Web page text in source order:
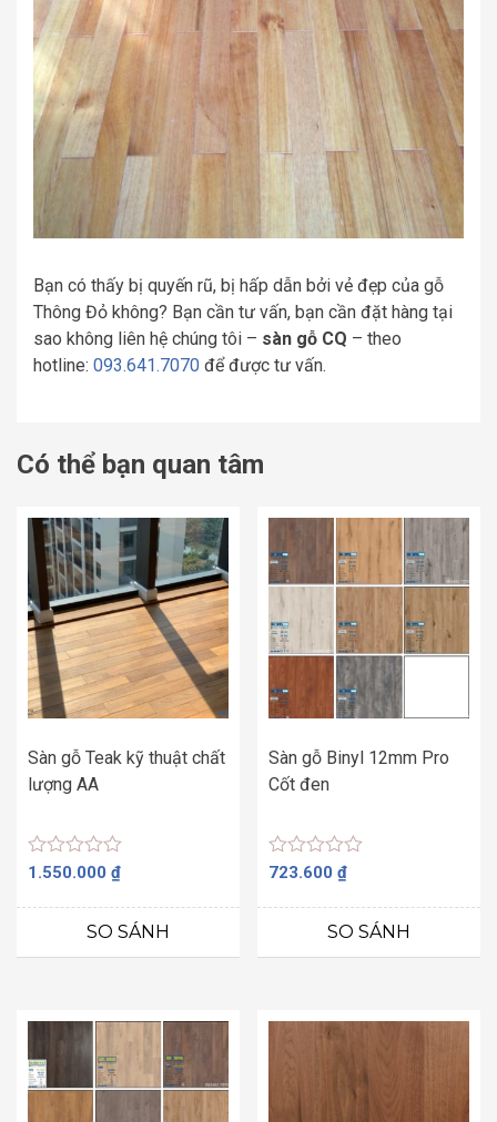
Bạn có thấy bị quyến rũ, bị hấp dẫn bởi vẻ đẹp của gỗ
Thông Đỏ không? Bạn cần tư vấn, bạn cần đặt hàng tại
sao không liên hệ chúng tôi – sàn gỗ CQ – theo
hotline: 093.641.7070 để được tư vấn.
Có thể bạn quan tâm
Sàn gỗ Teak kỹ thuật chất
lượng AA
Được
hạng
sao
1.550.000 ₫
SO SÁNH
Sàn gỗ Binyl 12mm Pro
Cốt đen
Được
hạng
sao
723.600₫
SO SÁNH